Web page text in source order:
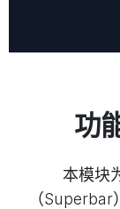
功
本模块
（